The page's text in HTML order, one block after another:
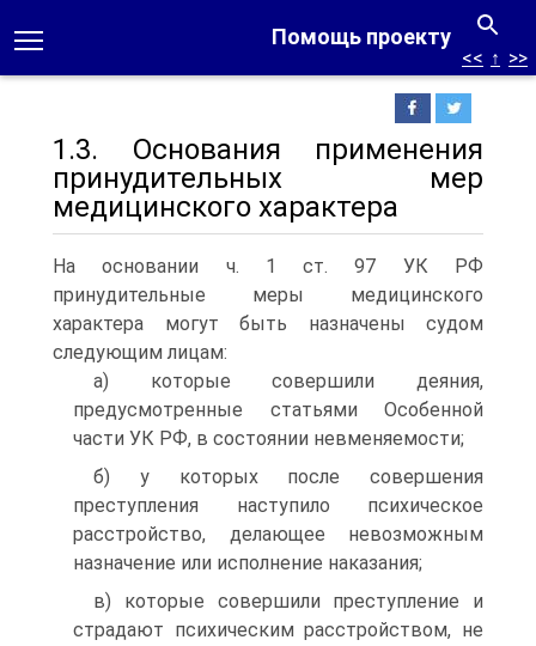
Помощь проекту
<< ↑ >>
1.3. Основания применения
принудительных мер
медицинского характера
На основании ч. 1 ст. 97 УК РФ
принудительные меры медицинского
характера могут быть назначены судом
следующим лицам:
а) которые совершили деяния,
предусмотренные статьями Особенной
части УК РФ, в состоянии невменяемости;
б) у которых после совершения
преступления наступило психическое
расстройство, делающее невозможным
назначение или исполнение наказания;
в) которые совершили преступление и
страдают психическим расстройством, не